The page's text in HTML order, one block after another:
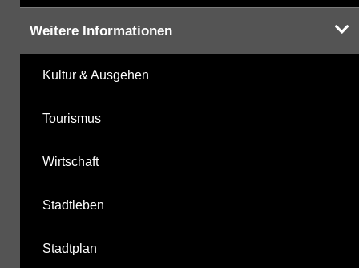
Weitere Informationen
Kultur & Ausgehen
Tourismus
Wirtschaft
Stadtleben
Stadtplan